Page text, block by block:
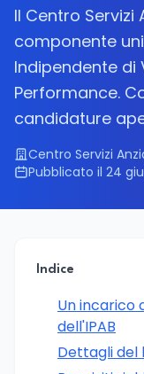
Il Centro Servizi
componente
Indipendente di
Performance.
candidature
Centro Servizi
Pubblicato il 24
Indice
Un incarico
dell'IPAB
Dettagli del